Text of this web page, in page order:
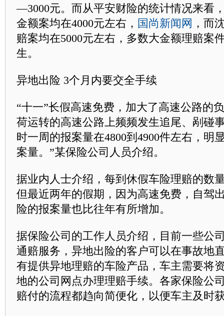
—3000元。而从平安财险的统计情况来看
金额案均在4000元左右， 国尚新闻网 ，而
赔案均在5000元左右，多数大金额理赔案
生。
异地出险 3个月内要交全手续
“十一”长假高速免费，加大了高速公路的
荷运转的高速公路上频频发生追尾、剐碰
时一周的报案量在4800到4900件左右，明
案量。”某保险公司人员介绍。
据业内人士介绍，每到休假车险理赔的数
但最近两年的假期，因为高速免费，自驾
险的报案量也比往年有所增加。
据保险公司的工作人员介绍，目前一些公
通赔服务，异地出险的客户可以在事故地
有提供异地理赔的车险产品，车主需要将
地的公司网点办理理赔手续。各家保险公
赔付的流程都趋向简便化，以便车主及时